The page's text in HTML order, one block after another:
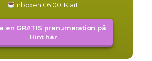
Inboxen 06:00. Klart.
en GRATIS prenumeration på
Hint här